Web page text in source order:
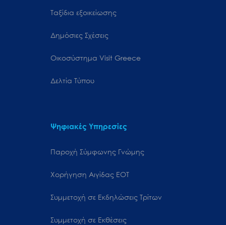
Ταξίδια εξοικείωσης
Δημόσιες Σχέσεις
Oικοσύστημα Visit Greece
Δελτία Τύπου
Ψηφιακές Υπηρεσίες
Παροχή Σύμφωνης Γνώμης
Χορήγηση Αιγίδας ΕΟΤ
Συμμετοχή σε Εκδηλώσεις Τρίτων
Συμμετοχή σε Εκθέσεις